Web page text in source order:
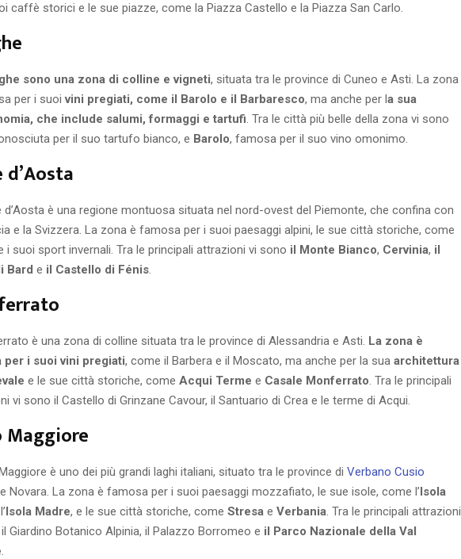
caffè storici e le sue piazze, come la Piazza Castello e la Piazza San Carlo.
sono una zona di colline e vigneti, situata tra le province di Cuneo e Asti. La zona
per i suoi vini pregiati, come il Barolo e il Barbaresco, ma anche per la sua
che include salumi, formaggi e tartufi. Tra le città più belle della zona vi sono
per il suo tartufo bianco, e Barolo, famosa per il suo vino omonimo.
d’Aosta è una regione montuosa situata nel nord-ovest del Piemonte, che confina con
e la Svizzera. La zona è famosa per i suoi paesaggi alpini, le sue città storiche, come
i suoi sport invernali. Tra le principali attrazioni vi sono il Monte Bianco, Cervinia, il
Bard e il Castello di Fénis.
è una zona di colline situata tra le province di Alessandria e Asti. La zona è
per i suoi vini pregiati, come il Barbera e il Moscato, ma anche per la sua architettura
e le sue città storiche, come Acqui Terme e Casale Monferrato. Tra le principali
vi sono il Castello di Grinzane Cavour, il Santuario di Crea e le terme di Acqui.
Maggiore
è uno dei più grandi laghi italiani, situato tra le province di Verbano Cusio
e Novara. La zona è famosa per i suoi paesaggi mozzafiato, le sue isole, come l’Isola
Isola Madre, e le sue città storiche, come Stresa e Verbania. Tra le principali attrazioni
Giardino Botanico Alpinia, il Palazzo Borromeo e il Parco Nazionale della Val
.